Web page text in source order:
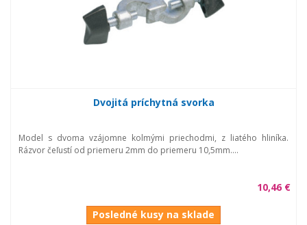
Dvojitá príchytná svorka
Model s dvoma vzájomne kolmými priechodmi, z liatého hliníka.
Rázvor čeľustí od priemeru 2mm do priemeru 10,5mm....
10,46 €
Posledné kusy na sklade